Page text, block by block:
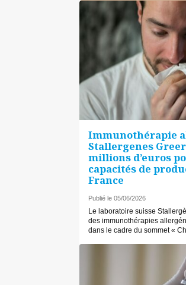
Immunothérapie
Stallergenes
millions d’euros
capacités de
France
Publié le 05/06/2026
Le laboratoire suisse
des immunothérapies
dans le cadre du sommet «